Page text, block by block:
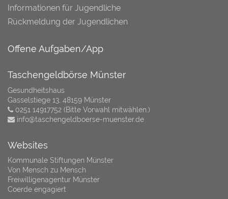
Informationen für Jugendliche
Rückmeldung der Jugendlichen
Offene Aufgaben/App
Taschengeldbörse Münster
Gesundheitshaus
Gasselstiege 13, 48159 Münster
0251 14917752 (Bitte Vorwahl mitwählen.)
info@taschengeldboerse-muenster.de
Websites
Kommunale Stiftungen Münster
Von Mensch zu Mensch
Freiwilligenagentur Münster
Coerde engagiert